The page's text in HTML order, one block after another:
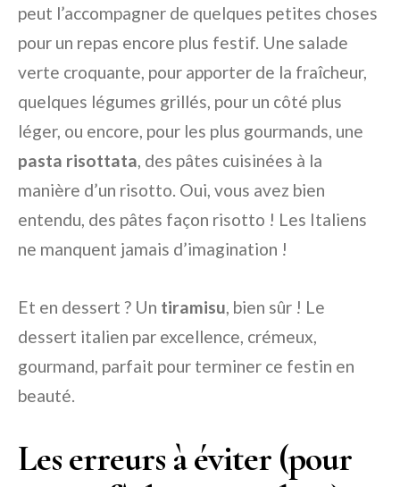
peut l’accompagner de quelques petites choses
pour un repas encore plus festif. Une salade
verte croquante, pour apporter de la fraîcheur,
quelques légumes grillés, pour un côté plus
léger, ou encore, pour les plus gourmands, une
pasta risottata, des pâtes cuisinées à la
manière d’un risotto. Oui, vous avez bien
entendu, des pâtes façon risotto ! Les Italiens
ne manquent jamais d’imagination !
Et en dessert ? Un tiramisu, bien sûr ! Le
dessert italien par excellence, crémeux,
gourmand, parfait pour terminer ce festin en
beauté.
Les erreurs à éviter (pour